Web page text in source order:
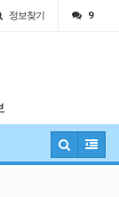
정보찾기 9